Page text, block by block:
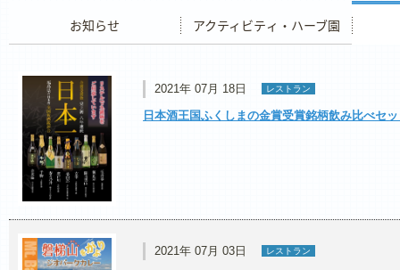
2021年 07月 18日 レストラン
日本酒王国ふくしまの金賞受賞銘柄飲み比べセ
2021年 07月 03日 レストラン